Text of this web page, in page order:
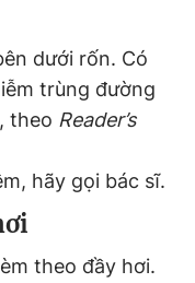
dưới rốn. Có
trùng đường
theo Reader’s
hãy gọi bác sĩ.
theo đầy hơi.